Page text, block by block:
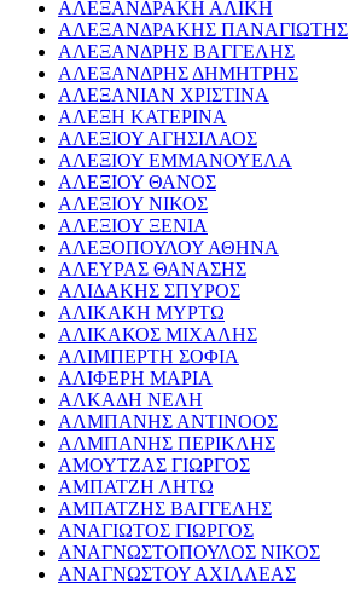
ΑΛΕΞΑΝΔΡΑΚΗ ΑΛΙΚΗ
ΑΛΕΞΑΝΔΡΑΚΗΣ ΠΑΝΑΓΙΩΤΗΣ
ΑΛΕΞΑΝΔΡΗΣ ΒΑΓΓΕΛΗΣ
ΑΛΕΞΑΝΔΡΗΣ ΔΗΜΗΤΡΗΣ
ΑΛΕΞΑΝΙΑΝ ΧΡΙΣΤΙΝΑ
ΑΛΕΞΗ ΚΑΤΕΡΙΝΑ
ΑΛΕΞΙΟΥ ΑΓΗΣΙΛΑΟΣ
ΑΛΕΞΙΟΥ ΕΜΜΑΝΟΥΕΛΑ
ΑΛΕΞΙΟΥ ΘΑΝΟΣ
ΑΛΕΞΙΟΥ ΝΙΚΟΣ
ΑΛΕΞΙΟΥ ΞΕΝΙΑ
ΑΛΕΞΟΠΟΥΛΟΥ ΑΘΗΝΑ
ΑΛΕΥΡΑΣ ΘΑΝΑΣΗΣ
ΑΛΙΔΑΚΗΣ ΣΠΥΡΟΣ
ΑΛΙΚΑΚΗ ΜΥΡΤΩ
ΑΛΙΚΑΚΟΣ ΜΙΧΑΛΗΣ
ΑΛΙΜΠΕΡΤΗ ΣΟΦΙΑ
ΑΛΙΦΕΡΗ ΜΑΡΙΑ
ΑΛΚΑΔΗ ΝΕΛΗ
ΑΛΜΠΑΝΗΣ ΑΝΤΙΝΟΟΣ
ΑΛΜΠΑΝΗΣ ΠΕΡΙΚΛΗΣ
ΑΜΟΥΤΖΑΣ ΓΙΩΡΓΟΣ
ΑΜΠΑΤΖΗ ΛΗΤΩ
ΑΜΠΑΤΖΗΣ ΒΑΓΓΕΛΗΣ
ΑΝΑΓΙΩΤΟΣ ΓΙΩΡΓΟΣ
ΑΝΑΓΝΩΣΤΟΠΟΥΛΟΣ ΝΙΚΟΣ
ΑΝΑΓΝΩΣΤΟΥ ΑΧΙΛΛΕΑΣ